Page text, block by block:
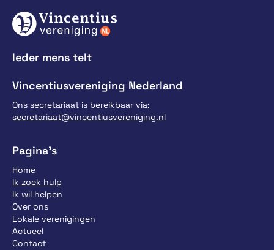
Ieder mens telt
Vincentiusvereniging Nederland
Ons secretariaat is bereikbaar via:
secretariaat@vincentiusvereniging.nl
Pagina’s
Home
Ik zoek hulp
Ik wil helpen
Over ons
Lokale verenigingen
Actueel
Contact